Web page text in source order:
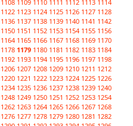
1108 1109 1110 1111 1112 1113 1114
1122 1123 1124 1125 1126 1127 1128
1136 1137 1138 1139 1140 1141 1142
1150 1151 1152 1153 1154 1155 1156
1164 1165 1166 1167 1168 1169 1170
1178 1179 1180 1181 1182 1183 1184
1192 1193 1194 1195 1196 1197 1198
1206 1207 1208 1209 1210 1211 1212
1220 1221 1222 1223 1224 1225 1226
1234 1235 1236 1237 1238 1239 1240
1248 1249 1250 1251 1252 1253 1254
1262 1263 1264 1265 1266 1267 1268
1276 1277 1278 1279 1280 1281 1282